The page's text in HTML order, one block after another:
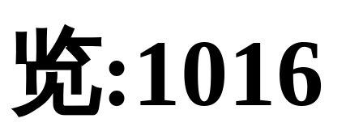
览:1016